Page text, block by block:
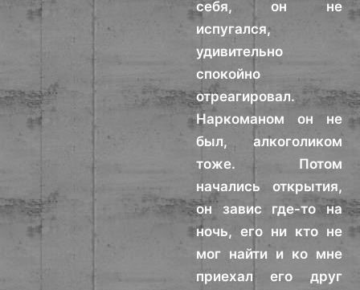
себя, он не
испугался,
удивительно
спокойно
отреагировал.
Наркоманом он не
был, алкоголиком
тоже. Потом
начались открытия,
он завис где-то на
ночь, его ни кто не
мог найти и ко мне
приехал его друг